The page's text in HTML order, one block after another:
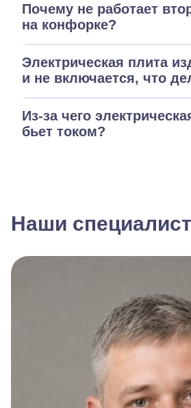
Почему не работает
на конфорке?
Электрическая плита
и не включается, что
Из-за чего
бьет током?
Наши